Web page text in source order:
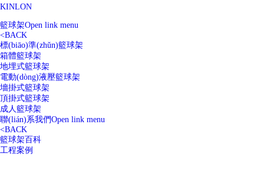
KINLON
籃球架Open link menu
<BACK
標(biāo)準(zhǔn)籃球架
箱體籃球架
地埋式籃球架
電動(dòng)液壓籃球架
墻掛式籃球架
頂掛式籃球架
成人籃球架
聯(lián)系我們Open link menu
<BACK
籃球架百科
工程案例